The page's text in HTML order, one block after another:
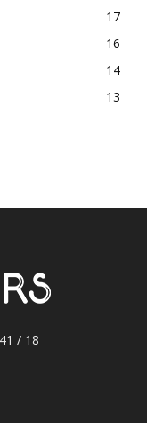
17
16
14
13
/ 18